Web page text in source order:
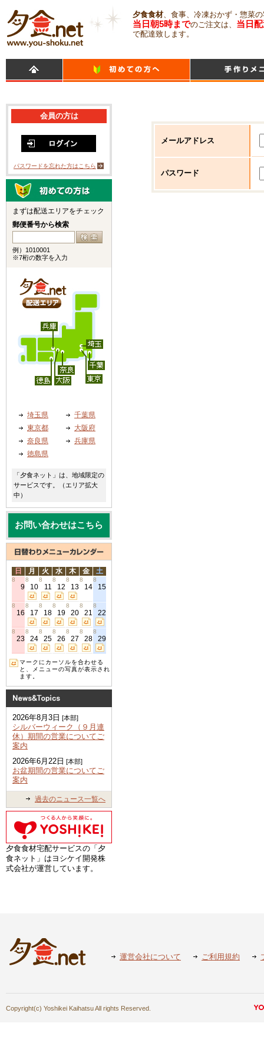
夕食食材、食事、冷凍おかず・惣菜
当日朝5時までのご注文は、 当日
で配達致します。
メールアドレス
パスワード
会員の方は
パスワードを忘れた方はこちら
まずは配送エリアをチェック
郵便番号から検索
例）1010001
※7桁の数字を入力
埼玉県
千葉県
東京都
大阪府
奈良県
兵庫県
徳島県
「夕食ネット」は、地域限定の
サービスです。（エリア拡大
中）
お問い合わせはこちら
日 月 火 水 木 金 土
8
9
8
10
8
11
8
12
8
13
8
14
8
15
8
16
8
17
8
18
8
19
8
20
8
21
8
22
8
23
8
24
8
25
8
26
8
27
8
28
8
29
マークにカーソルを合わせる
と、メニューの写真が表示され
ます。
2026年8月3日 [本部]
シルバーウィーク（９月連
休）期間の営業についてご
案内
2026年6月22日 [本部]
お盆期間の営業についてご
案内
過去のニュース一覧へ
夕食食材宅配サービスの「夕
食ネット」はヨシケイ開発株
式会社が運営しています。
運営会社について ご利用規約
Copyright(c) Yoshikei Kaihatsu All rights Reserved.